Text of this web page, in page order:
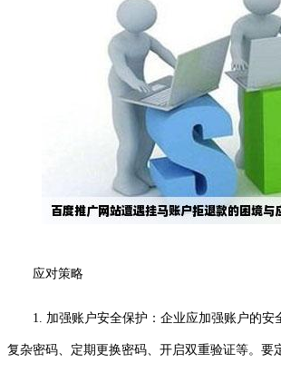
应对策略
1. 加强账户安全保护：企业应加强账户的安
复杂密码、定期更换密码、开启双重验证等。要